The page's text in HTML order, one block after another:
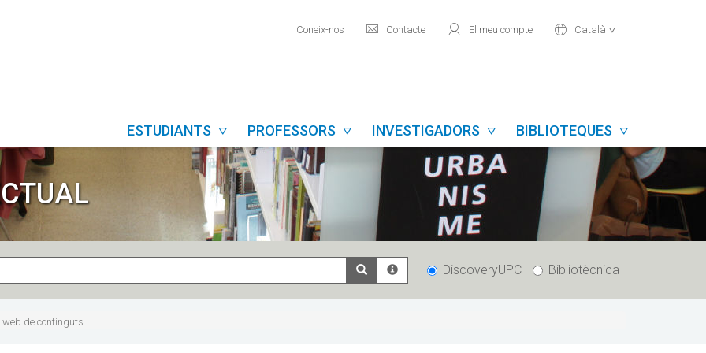
Coneix-nos mail Contacte user El meu compte world Català 
ESTUDIANTS  PROFESSORS  INVESTIGADORS  BIBLIOTEQUES 
DiscoveryUPC Bibliotècnica
web de continguts